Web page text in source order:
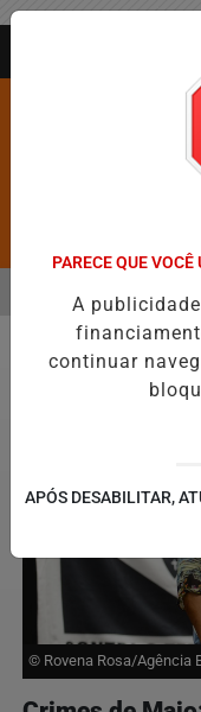
Pesquisar
FIGURAR ENTRE AS
EM ALTA
Direitos Humanos
© Rovena Rosa/Agência
PARECE QUE
A
continuar
APÓS DESABILITAR,